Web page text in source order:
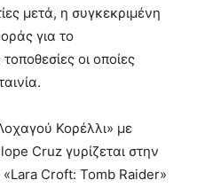
μετά, η συγκεκριμένη
για το
τοποθεσίες οι οποίες
Κορέλλι» με
Cruz γυρίζεται στην
Croft: Tomb Raider»